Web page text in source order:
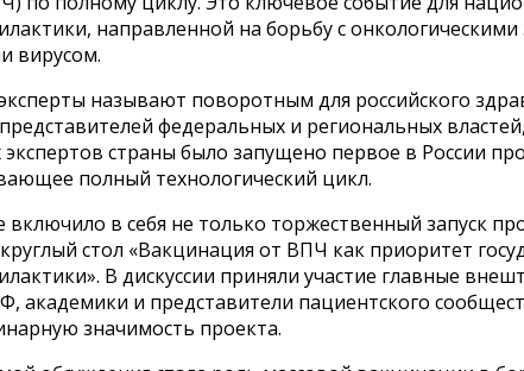
направленной на борьбу с онкологическими
вирусом.
называют поворотным для российского
федеральных и региональных
страны было запущено первое в России
полный технологический цикл.
в себя не только торжественный запуск
стол «Вакцинация от ВПЧ как приоритет
В дискуссии приняли участие главные
академики и представители пациентского
значимость проекта.